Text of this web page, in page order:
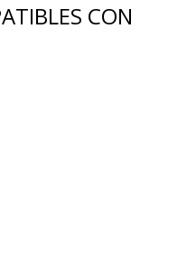
CON